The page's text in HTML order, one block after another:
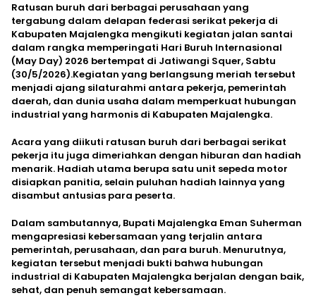
Ratusan buruh dari berbagai perusahaan yang
tergabung dalam delapan federasi serikat pekerja di
Kabupaten Majalengka mengikuti kegiatan jalan santai
dalam rangka memperingati Hari Buruh Internasional
(May Day) 2026 bertempat di Jatiwangi Squer, Sabtu
(30/5/2026).Kegiatan yang berlangsung meriah tersebut
menjadi ajang silaturahmi antara pekerja, pemerintah
daerah, dan dunia usaha dalam memperkuat hubungan
industrial yang harmonis di Kabupaten Majalengka.
Acara yang diikuti ratusan buruh dari berbagai serikat
pekerja itu juga dimeriahkan dengan hiburan dan hadiah
menarik. Hadiah utama berupa satu unit sepeda motor
disiapkan panitia, selain puluhan hadiah lainnya yang
disambut antusias para peserta.
Dalam sambutannya, Bupati Majalengka Eman Suherman
mengapresiasi kebersamaan yang terjalin antara
pemerintah, perusahaan, dan para buruh. Menurutnya,
kegiatan tersebut menjadi bukti bahwa hubungan
industrial di Kabupaten Majalengka berjalan dengan baik,
sehat, dan penuh semangat kebersamaan.